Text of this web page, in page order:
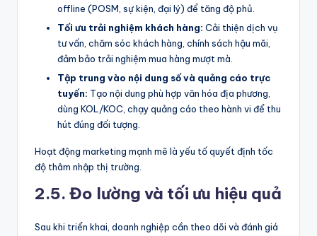
offline (POSM, sự kiện, đại lý) để tăng độ phủ.
Tối ưu trải nghiệm khách hàng: Cải thiện dịch vụ
tư vấn, chăm sóc khách hàng, chính sách hậu mãi,
đảm bảo trải nghiệm mua hàng mượt mà.
Tập trung vào nội dung số và quảng cáo trực
tuyến: Tạo nội dung phù hợp văn hóa địa phương,
dùng KOL/KOC, chạy quảng cáo theo hành vi để thu
hút đúng đối tượng.
Hoạt động marketing mạnh mẽ là yếu tố quyết định tốc
độ thâm nhập thị trường.
2.5. Đo lường và tối ưu hiệu quả
Sau khi triển khai, doanh nghiệp cần theo dõi và đánh giá